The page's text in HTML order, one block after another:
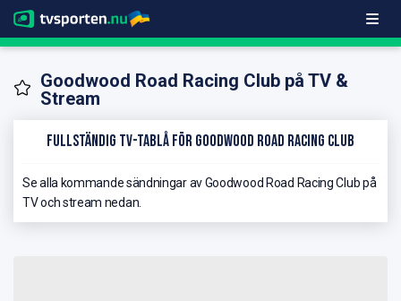
Goodwood Road Racing Club på TV &
Stream
Fullständig TV-Tablå för Goodwood Road Racing Club
Se alla kommande sändningar av Goodwood Road Racing Club på
TV och stream nedan.